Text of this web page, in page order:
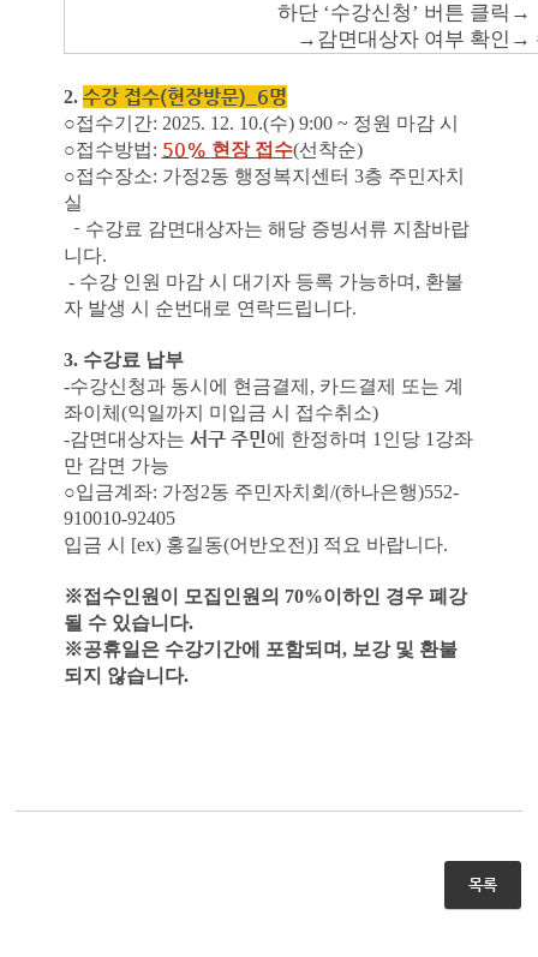
하단 ‘수강신청’ 버튼 클릭 →
→ 감면대상자 여부 확인 →
2. 수강 접수(현장방문)_6명
○접수기간: 2025. 12. 10.(수) 9:00 ~ 정원 마감 시
○접수방법: 50% 현장 접수(선착순)
○접수장소: 가정2동 행정복지센터 3층 주민자치
실
- 수강료 감면대상자는 해당 증빙서류 지참바랍
니다.
- 수강 인원 마감 시 대기자 등록 가능하며 , 환불
자 발생 시 순번대로 연락드립니다.
3. 수강료 납부
-수강신청과 동시에 현금결제 , 카드결제 또는 계
좌이체 (익일까지 미입금 시 접수취소)
-감면대상자는 서구 주민에 한정하며 1 인당 1 강좌
만 감면 가능
○입금계좌: 가정2동 주민자치회 /(하나은행)552-
910010-92405
입금 시 [ex) 홍길동(어반오전)] 적요 바랍니다.
※접수인원이 모집인원의 70%이하인 경우 폐강
될 수 있습니다.
※공휴일은 수강기간에 포함되며, 보강 및 환불
되지 않습니다.
목록